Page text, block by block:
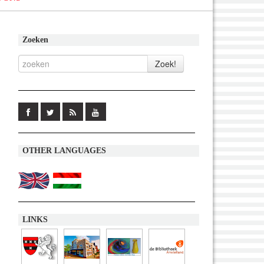
Zoeken
OTHER LANGUAGES
LINKS